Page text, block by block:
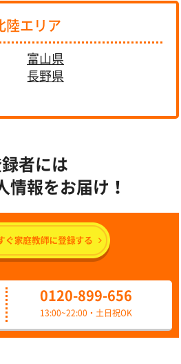
陸エリア
富山県
長野県
者には
情報をお届け！
0120-899-656
13:00~22:00・土日祝OK